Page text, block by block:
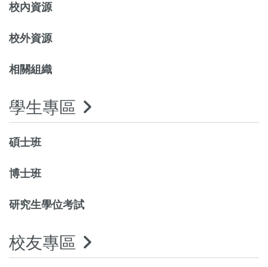
校內資源
校外資源
相關組織
學生專區
碩士班
博士班
研究生學位考試
校友專區